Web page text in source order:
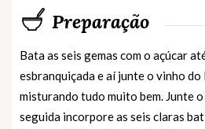
Preparação
Bata as seis gemas com o açúcar
esbranquiçada e aí junte o vinho do
misturando tudo muito bem. Junte
seguida incorpore as seis claras